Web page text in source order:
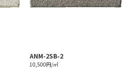
ANM-2SB-2
10,500円/㎡